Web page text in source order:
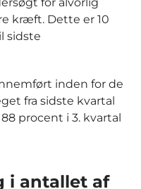
kræft. Dette er 10
sidste
inden for de
fra sidste kvartal
procent i 3. kvartal
i antallet af